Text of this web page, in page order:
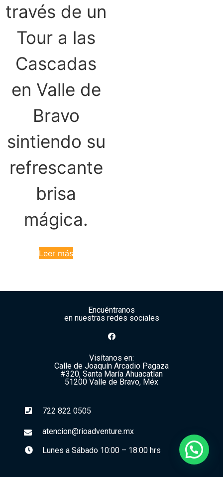
través de un
Tour a las
Cascadas
en Valle de
Bravo
sintiendo su
refrescante
brisa
mágica.
Leer más
Encuéntranos
en nuestras redes sociales
Visítanos en:
Calle de Joaquín Arcadio Pagaza
#320, Santa María Ahuacatlan
51200 Valle de Bravo, Méx
722 822 0505
atencion@rioadventure.mx
Lunes a Sábado 10:00 – 18:00 hrs